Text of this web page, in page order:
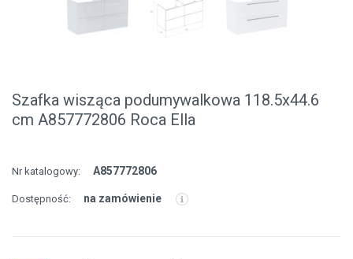
Szafka wisząca podumywalkowa 118.5x44.6
cm A857772806 Roca Ella
Nr katalogowy: A857772806
Dostępność: na zamówienie